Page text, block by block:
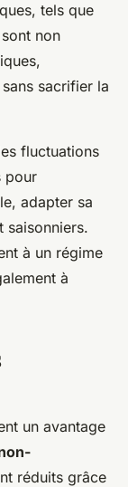
tels que
non
sacrifier la
fluctuations
pour
adapter sa
saisonniers.
à un régime
à
un avantage
réduits grâce